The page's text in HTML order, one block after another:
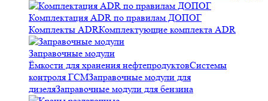
Комплектация ADR по правилам ДОПОГ
Комплекты ADRКомплектующие комплекта ADR
Заправочные модули
Ёмкости для хранения нефтепродуктовСистемы
контроля ГСМЗаправочные модули для
дизеляЗаправочные модули для бензина